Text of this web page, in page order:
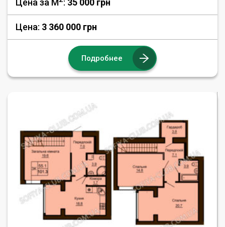
Цена за М : 35 000 грн
Цена: 3 360 000 грн
Подробнее